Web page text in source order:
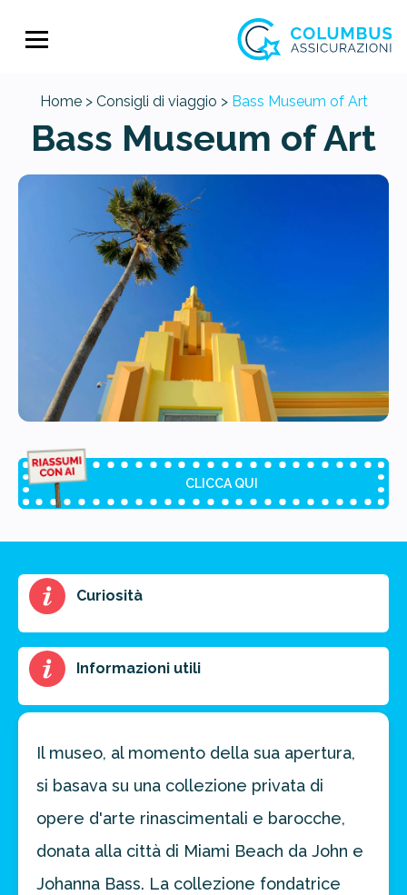
Home > Consigli di viaggio > Bass Museum of Art
Bass Museum of Art
CLICCA QUI
Riassunto dell'articolo
Scegli il formato del riassunto
Breve Medio Punti chiave
prossima destinazione di viaggio.
FAI PREVENTIVO
Curiosità
Informazioni utili
Il museo, al momento della sua apertura,
si basava su una collezione privata di
opere d'arte rinascimentali e barocche,
donata alla città di Miami Beach da John e
Johanna Bass. La collezione fondatrice